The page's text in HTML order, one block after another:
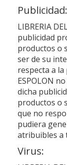
Publicidad:
LIBRERIA
publicidad
productos o
ser de su
respecta a
ESPOLON
dicha
productos o
que no
pudiera
atribuibles a
Virus: